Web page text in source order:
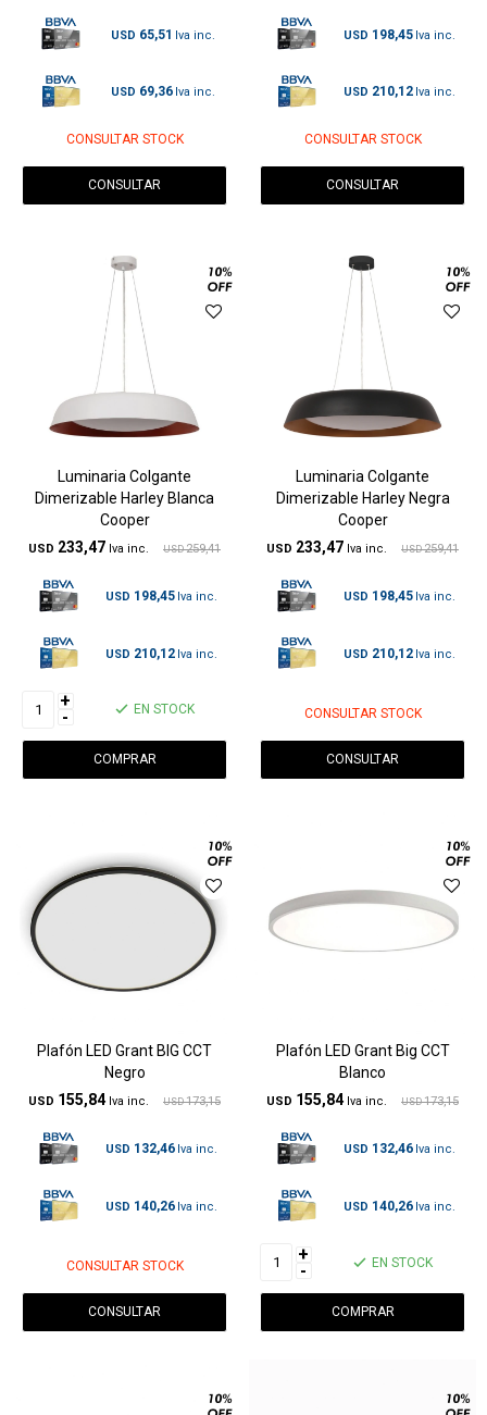
USD 65,51
USD 69,36
CONSULTAR STOCK
CONSULTAR
USD 198,45
USD 210,12
CONSULTAR STOCK
CONSULTAR
Luminaria Colgante
Dimerizable Harley Blanca
Cooper
USD 233,47 USD 259,41
USD 198,45
USD 210,12
+
- EN STOCK
Luminaria Colgante
Dimerizable Harley Negra
Cooper
USD 233,47 USD 259,41
USD 198,45
USD 210,12
CONSULTAR STOCK
CONSULTAR
Plafón LED Grant BIG CCT
Negro
USD 155,84 USD 173,15
USD 132,46
USD 140,26
CONSULTAR STOCK
CONSULTAR
Plafón LED Grant Big CCT
Blanco
USD 155,84 USD 173,15
USD 132,46
USD 140,26
+
- EN STOCK